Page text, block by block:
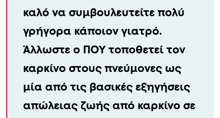
καλό να συμβουλευτείτε πολύ
γρήγορα κάποιον γιατρό.
Άλλωστε ο ΠΟΥ τοποθετεί τον
καρκίνο στους πνεύμονες ως
μία από τις βασικές εξηγήσεις
απώλειας ζωής από καρκίνο σε